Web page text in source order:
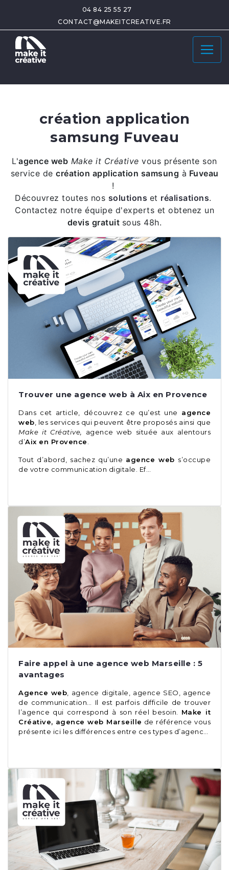
04 84 25 55 27
CONTACT@MAKEITCREATIVE.FR
création application
samsung Fuveau
L'agence web Make it Créativevous présente son
service de création application samsung à Fuveau
!
Découvrez toutes nos solutions et réalisations.
Contactez notre équipe d'experts et obtenez un
devis gratuit sous 48h.
Trouver une agence web à Aix en Provence
Dans cet article, découvrez ce qu’est une agence
web , les services qui peuvent être proposés ainsi que
Make it Créative,
agence web située aux alentours
d’Aix en Provence
Tout d’abord, sachez qu’une agence web s’occupe
de votre communication digitale. Ef…
Faire appel à une agence web Marseille : 5
avantages
Agence web, agence digitale, agence SEO, agence
de communication… Il est parfois difficile de trouver
l’agence qui correspond à son réel besoin. Make it
Créative, agence web Marseille de référence vous
présente ici les différences entre ces types d’agenc…